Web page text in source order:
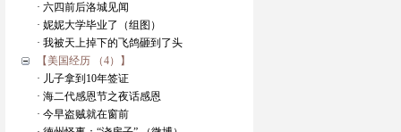
· 六四前后洛城见闻
· 妮妮大学毕业了（组图）
· 我被天上掉下的飞鸽砸到了头
【美国经历 （4）】
· 儿子拿到10年签证
· 海二代感恩节之夜话感恩
· 今早盗贼就在窗前